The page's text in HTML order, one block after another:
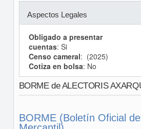
Aspectos Legales
Obligado a presentar
cuentas: Si
Censo cameral: (2025)
Cotiza en bolsa: No
BORME de ALECTORIS
BORME (Boletín Oficial